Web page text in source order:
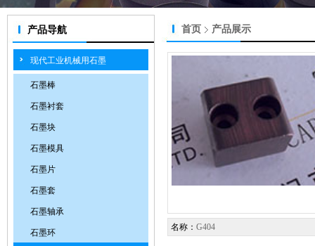
产品导航
现代工业机械用石墨
石墨棒
石墨衬套
石墨块
石墨模具
石墨片
石墨套
石墨轴承
石墨环
首页 产品展示
名称： G404